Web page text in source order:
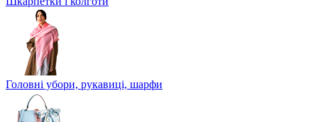
Головні убори, рукавиці, шарфи